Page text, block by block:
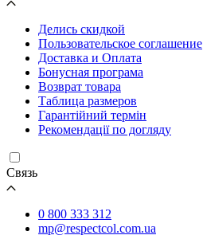
Делись скидкой
Пользовательское соглашение
Доставка и Оплата
Бонусная програма
Возврат товара
Таблица размеров
Гарантійний термін
Рекомендації по догляду
Связь
0 800 333 312
mp@respectcol.com.ua